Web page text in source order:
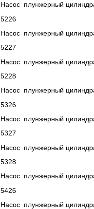
Насос плунжерный
5226
Насос плунжерный
5227
Насос плунжерный
5228
Насос плунжерный
5326
Насос плунжерный
5327
Насос плунжерный
5328
Насос плунжерный
5426
Насос плунжерный